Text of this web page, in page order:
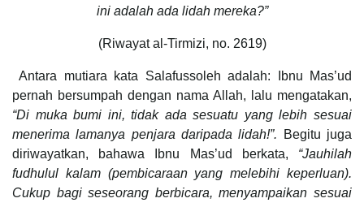
ini adalah ada lidah mereka?”
(Riwayat al-Tirmizi, no. 2619)
Antara mutiara kata Salafussoleh adalah: Ibnu Mas’ud
pernah bersumpah dengan nama Allah, lalu mengatakan,
“Di muka bumi ini, tidak ada sesuatu yang lebih sesuai
menerima lamanya penjara daripada lidah!”. Begitu juga
diriwayatkan, bahawa Ibnu Mas’ud berkata, “Jauhilah
fudhulul kalam (pembicaraan yang melebihi keperluan).
Cukup bagi seseorang berbicara, menyampaikan sesuai